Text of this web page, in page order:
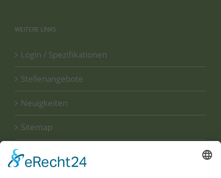
WEITERE LINKS
Login / Spezifikationen
Stellenangebote
Neuigkeiten
Sitemap
Disclaimer